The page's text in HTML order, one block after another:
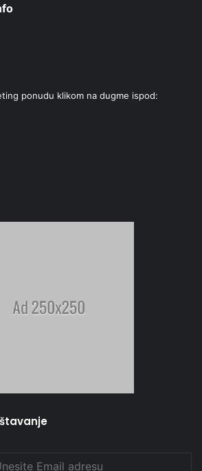
ponudu klikom na dugme ispod: